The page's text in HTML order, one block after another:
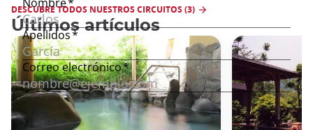
DESCUBRE TODOS NUESTROS CIRCUITOS (3)
Últimos artículos